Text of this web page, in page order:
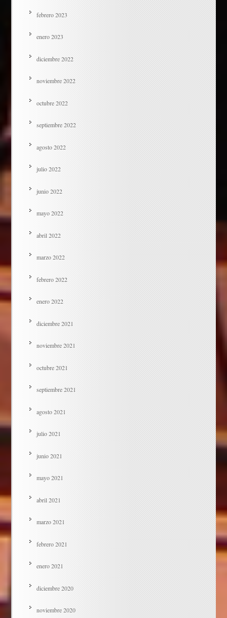
febrero 2023
enero 2023
diciembre 2022
noviembre 2022
octubre 2022
septiembre 2022
agosto 2022
julio 2022
junio 2022
mayo 2022
abril 2022
marzo 2022
febrero 2022
enero 2022
diciembre 2021
noviembre 2021
octubre 2021
septiembre 2021
agosto 2021
julio 2021
junio 2021
mayo 2021
abril 2021
marzo 2021
febrero 2021
enero 2021
diciembre 2020
noviembre 2020